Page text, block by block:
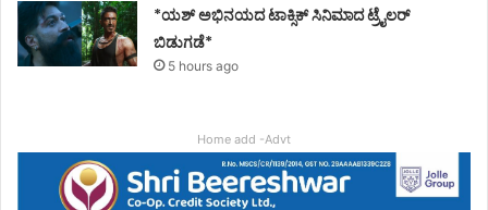
*ಯಶ್ ಅಭಿನಯದ ಟಾಕ್ಸಿಕ್ ಸಿನಿಮಾದ ಟ್ರೈಲರ್
ಬಿಡುಗಡೆ*
5 hours ago
Home add -Advt